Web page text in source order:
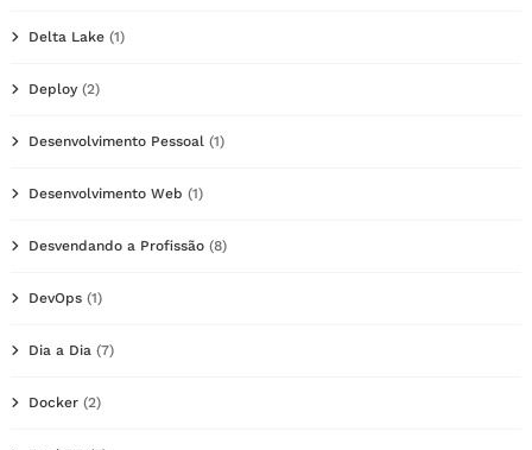
Delta Lake (1)
Deploy (2)
Desenvolvimento Pessoal (1)
Desenvolvimento Web (1)
Desvendando a Profissão (8)
DevOps (1)
Dia a Dia (7)
Docker (2)